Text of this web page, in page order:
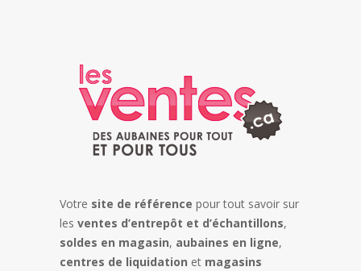
Votre site de référence pour tout savoir sur
les ventes d’entrepôt et d’échantillons,
soldes en magasin, aubaines en ligne,
centres de liquidation et magasins